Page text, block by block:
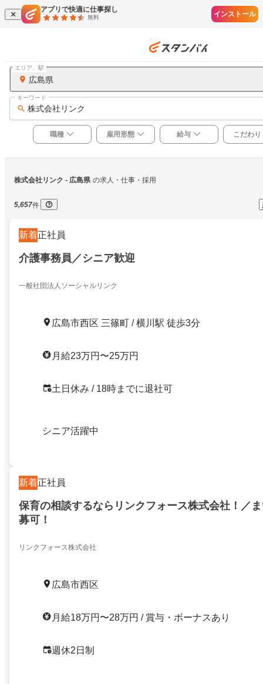
アプリで快適に仕事探し
無料 インストール
広島県
エリア、駅
株式会社リンク
キーワード
職種 雇用形態 給与 こだわり
株式会社リンク - 広島県 の求人・仕事・採用
5,657件
新着正社員
介護事務員／シニア歓迎
一般社団法人ソーシャルリンク
広島市西区 三篠町 / 横川駅 徒歩3分
月給23万円〜25万円
土日休み / 18時までに退社可
シニア活躍中
新着正社員
保育の相談するならリンクフォース株式会社！／
募可！
リンクフォース株式会社
広島市西区
月給18万円〜28万円 / 賞与・ボーナスあり
週休2日制